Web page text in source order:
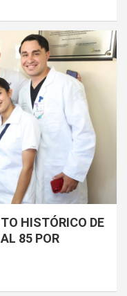
HISTÓRICO DE
85 POR